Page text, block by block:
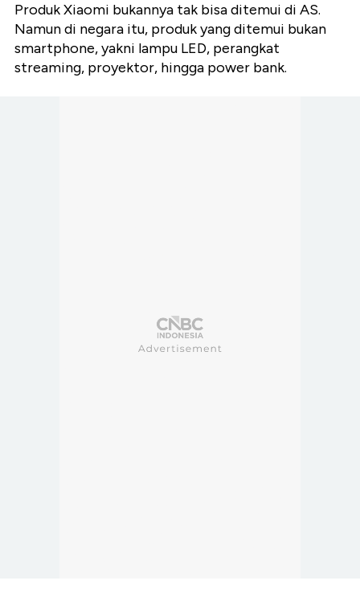
Produk Xiaomi bukannya tak bisa ditemui di AS.
Namun di negara itu, produk yang ditemui bukan
smartphone, yakni lampu LED, perangkat
streaming, proyektor, hingga power bank.